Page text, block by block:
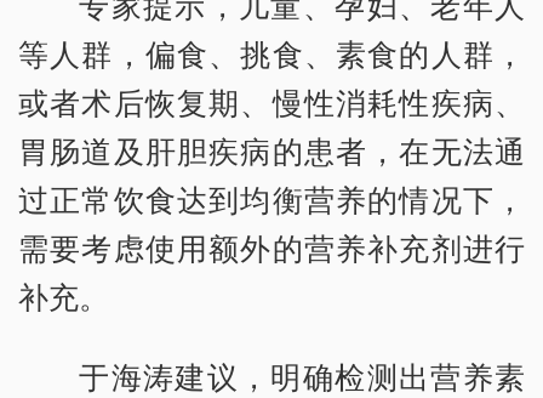
等人群，偏食、挑食、素食的人群，
或者术后恢复期、慢性消耗性疾病、
胃肠道及肝胆疾病的患者，在无法通
过正常饮食达到均衡营养的情况下，
需要考虑使用额外的营养补充剂进行
补充。
于海涛建议，明确检测出营养素